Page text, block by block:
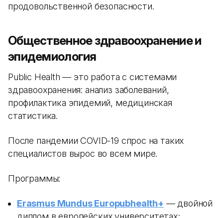
продовольственной безопасности.
Общественное здравоохранение и
эпидемиология
Public Health — это работа с системами
здравоохранения: анализ заболеваний,
профилактика эпидемий, медицинская
статистика.
После пандемии COVID-19 спрос на таких
специалистов вырос во всем мире.
Программы:
Erasmus Mundus Europubhealth+ — двойной